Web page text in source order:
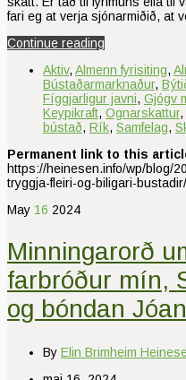
fari eg at verja sjónarmiðið, at
Continue reading
Aktiv, Almenn fyrisiting,
Bústaðarmarknaður,
Fíggjarligur javni, Gjógv
Keypikraft, Ognarskattur,
bústað, Rík, Samfelag,
Permanent link to this
https://heinesen.info/wp/blog/
tryggja-fleiri-og-biligari-bustadir/
May 16 2024
Minningarorð
farbróður mín,
og bóndan
By Elin Brimheim